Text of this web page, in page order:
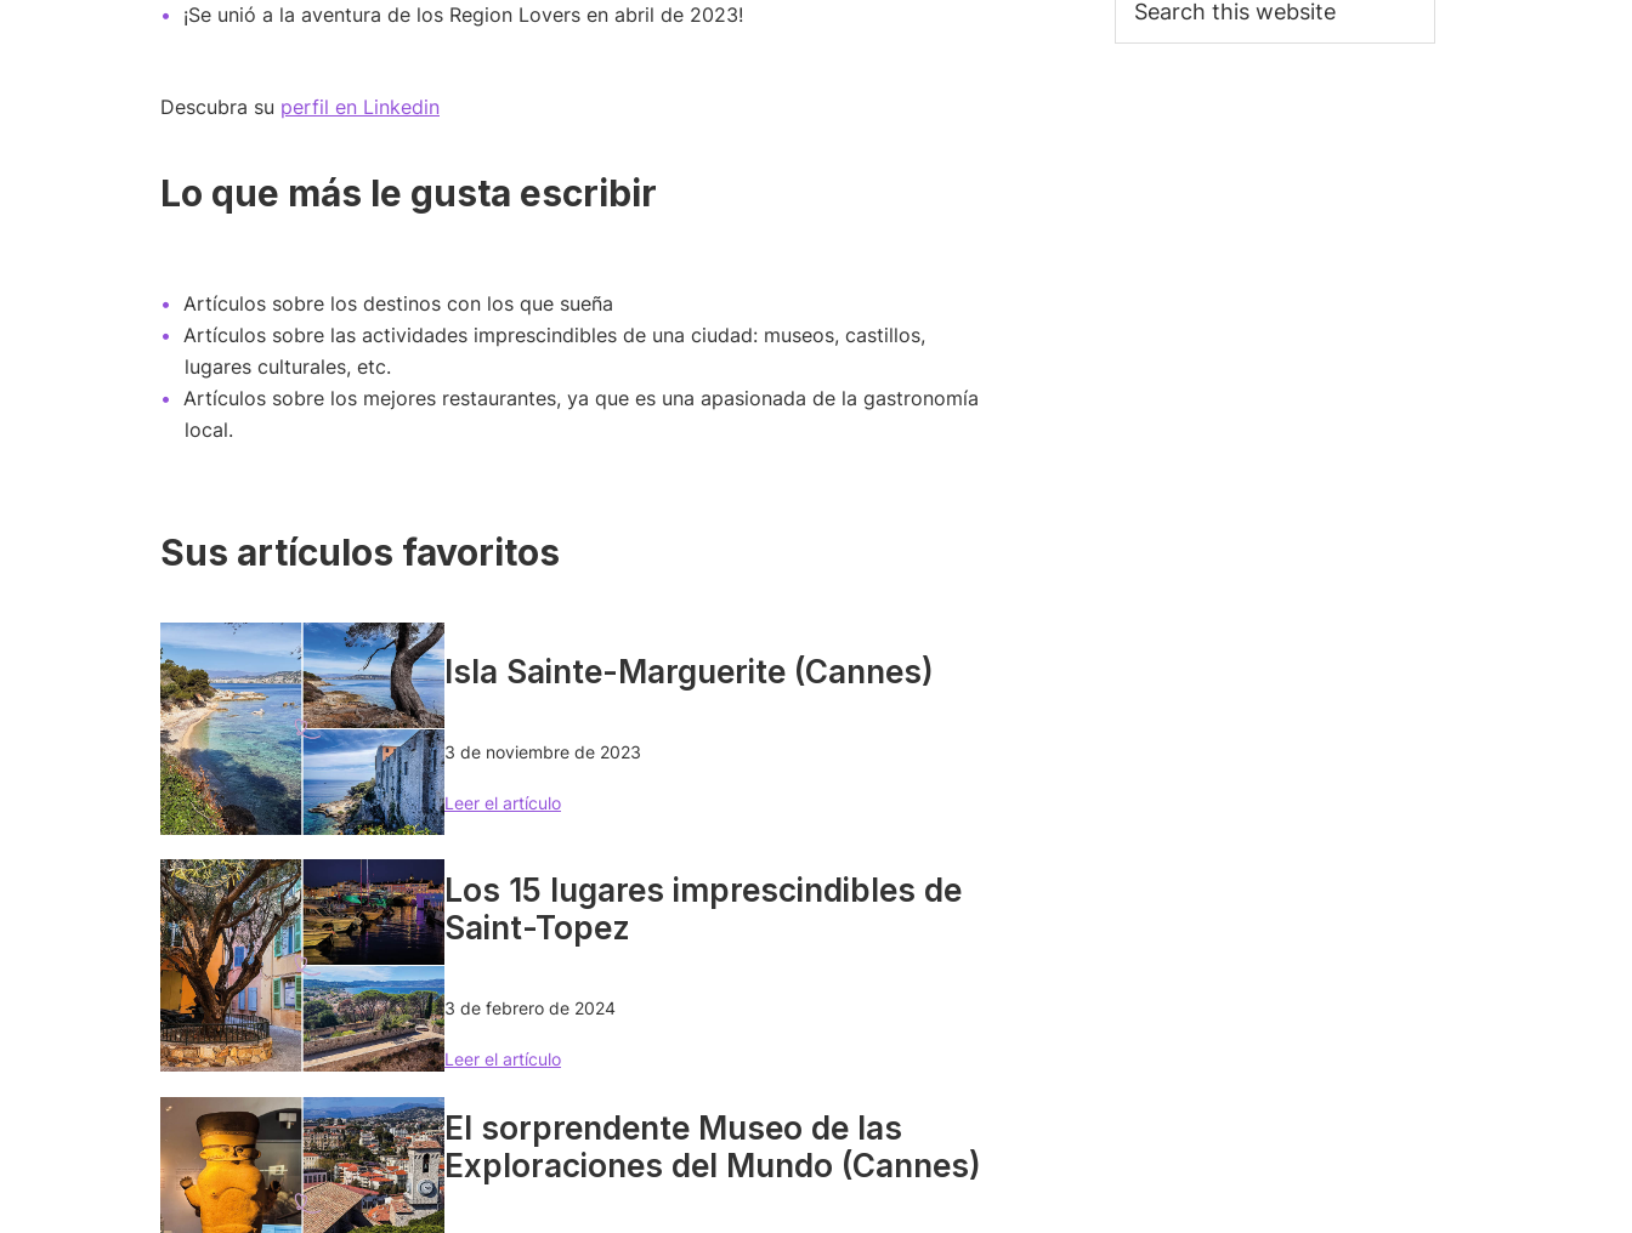
¡Se unió a la aventura de los Region Lovers en abril de 2023!
Descubra su perfil en Linkedin
Lo que más le gusta escribir
Artículos sobre los destinos con los que sueña
Artículos sobre las actividades imprescindibles de una ciudad: museos, castillos,
lugares culturales, etc.
Artículos sobre los mejores restaurantes, ya que es una apasionada de la gastronomía
local.
Sus artículos favoritos
Isla Sainte-Marguerite (Cannes)
3 de noviembre de 2023
Leer el artículo
Los 15 lugares imprescindibles de
Saint-Topez
3 de febrero de 2024
Leer el artículo
El sorprendente Museo de las
Exploraciones del Mundo (Cannes)
this